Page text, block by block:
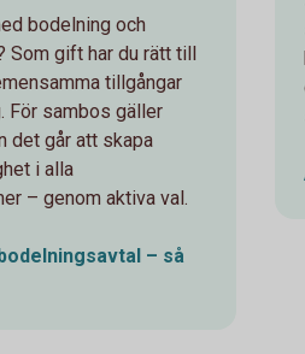
bodelning och
Som gift har du rätt till
tillgångar
För sambos gäller
det går att skapa
i alla
– genom aktiva val.
– så